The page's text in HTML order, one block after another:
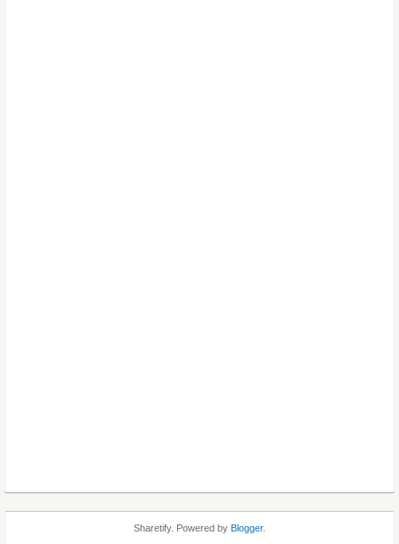
Sharetify. Powered by Blogger.